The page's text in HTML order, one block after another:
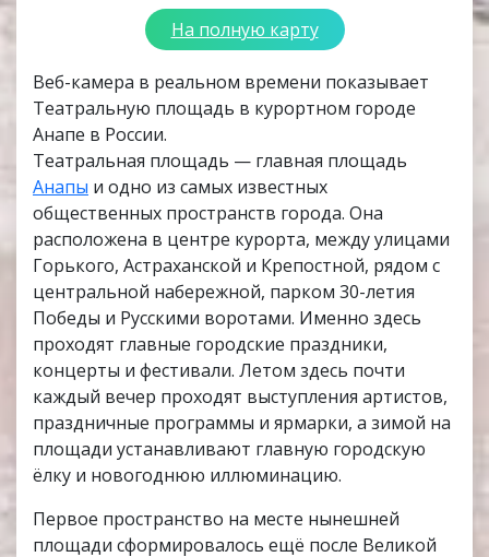
На полную карту
Веб-камера в реальном времени показывает
Театральную площадь в курортном городе
Анапе в России.
Театральная площадь — главная площадь
Анапы и одно из самых известных
общественных пространств города. Она
расположена в центре курорта, между улицами
Горького, Астраханской и Крепостной, рядом с
центральной набережной, парком 30-летия
Победы и Русскими воротами. Именно здесь
проходят главные городские праздники,
концерты и фестивали. Летом здесь почти
каждый вечер проходят выступления артистов,
праздничные программы и ярмарки, а зимой на
площади устанавливают главную городскую
ёлку и новогоднюю иллюминацию.
Первое пространство на месте нынешней
площади сформировалось ещё после Великой